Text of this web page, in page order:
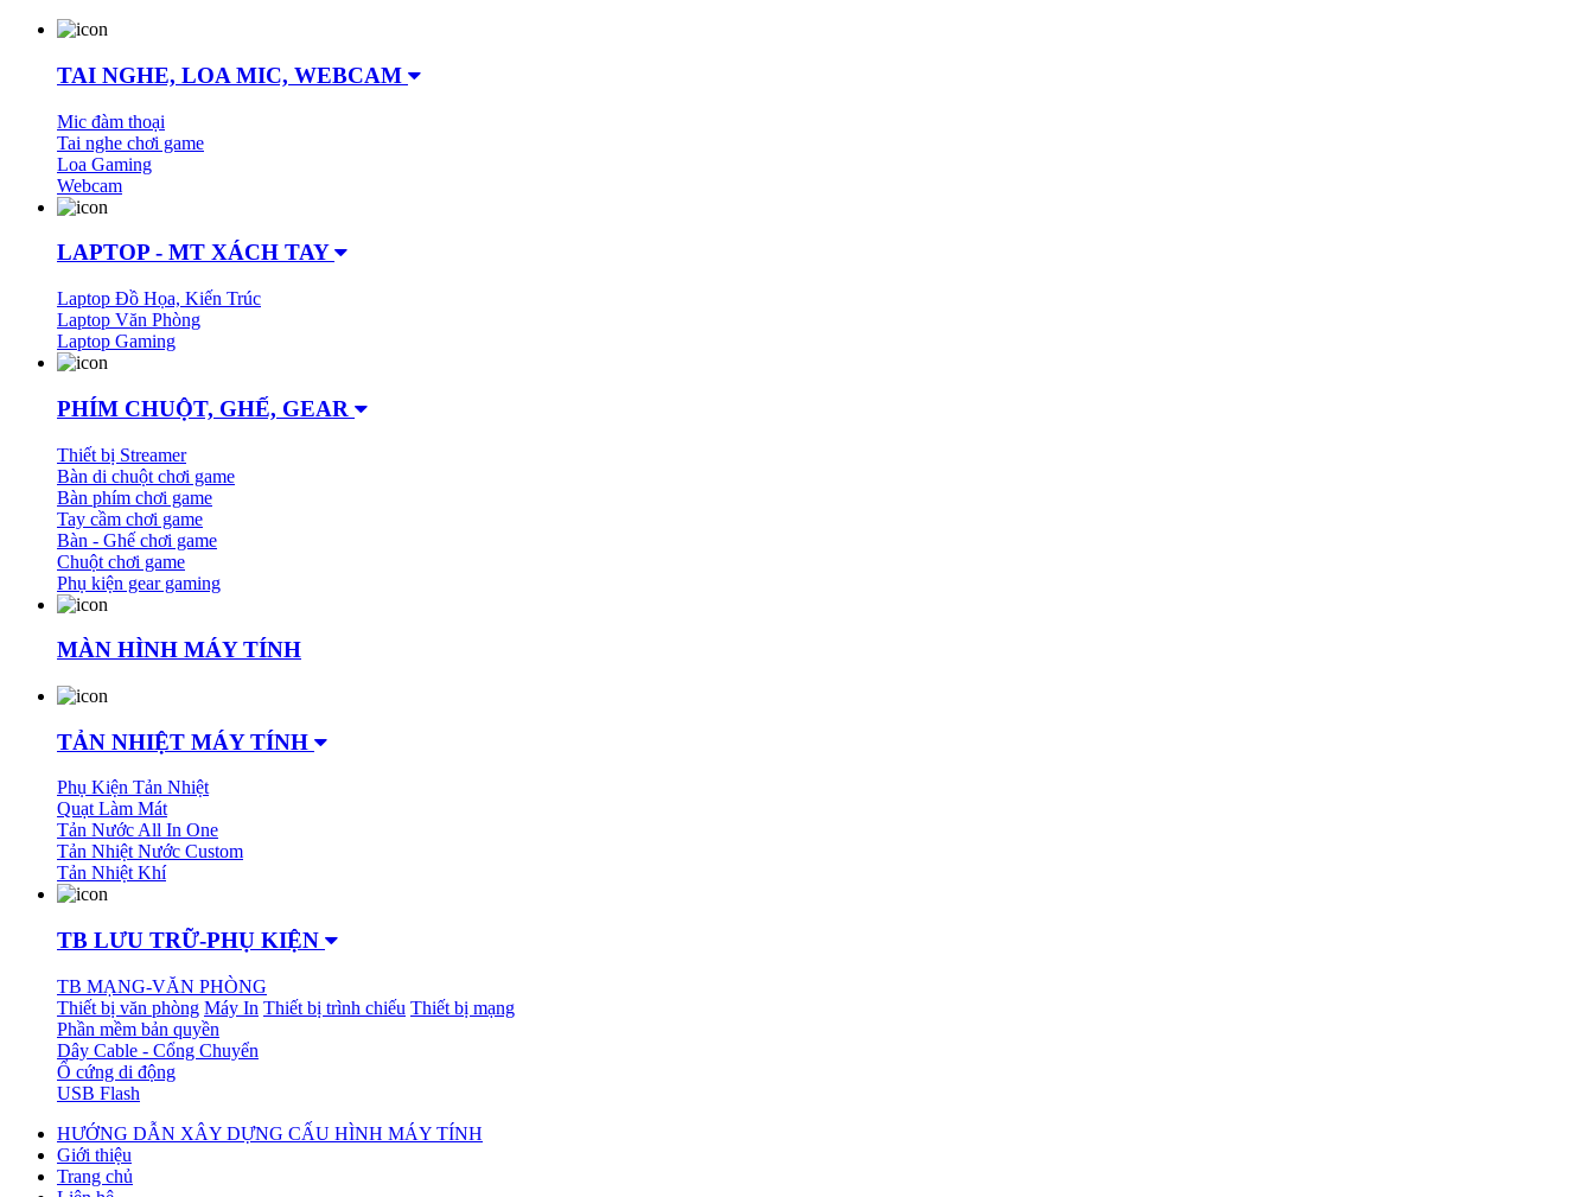
TAI NGHE, LOA MIC, WEBCAM
Mic đàm thoại
Tai nghe chơi game
Loa Gaming
Webcam
LAPTOP - MT XÁCH TAY
Laptop Đồ Họa, Kiến Trúc
Laptop Văn Phòng
Laptop Gaming
PHÍM CHUỘT, GHẾ, GEAR
Thiết bị Streamer
Bàn di chuột chơi game
Bàn phím chơi game
Tay cầm chơi game
Bàn - Ghế chơi game
Chuột chơi game
Phụ kiện gear gaming
MÀN HÌNH MÁY TÍNH
TẢN NHIỆT MÁY TÍNH
Phụ Kiện Tản Nhiệt
Quạt Làm Mát
Tản Nước All In One
Tản Nhiệt Nước Custom
Tản Nhiệt Khí
TB LƯU TRỮ-PHỤ KIỆN
TB MẠNG-VĂN PHÒNG
Thiết bị văn phòng Máy In Thiết bị trình chiếu Thiết bị mạng
Phần mềm bản quyền
Dây Cable - Cổng Chuyển
Ổ cứng di động
USB Flash
HƯỚNG DẪN XÂY DỰNG CẤU HÌNH MÁY TÍNH
Giới thiệu
Trang chủ